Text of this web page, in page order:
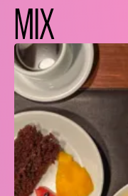
MIX